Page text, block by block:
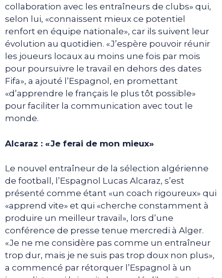
collaboration avec les entraîneurs de clubs» qui,
selon lui, «connaissent mieux ce potentiel
renfort en équipe nationale», car ils suivent leur
évolution au quotidien. «J’espère pouvoir réunir
les joueurs locaux au moins une fois par mois
pour poursuivre le travail en dehors des dates
Fifa», a ajouté l’Espagnol, en promettant
«d’apprendre le français le plus tôt possible»
pour faciliter la communication avec tout le
monde.
Alcaraz : «Je ferai de mon mieux»
Le nouvel entraîneur de la sélection algérienne
de football, l’Espagnol Lucas Alcaraz, s’est
présenté comme étant «un coach rigoureux» qui
«apprend vite» et qui «cherche constamment à
produire un meilleur travail», lors d’une
conférence de presse tenue mercredi à Alger.
«Je ne me considère pas comme un entraîneur
trop dur, mais je ne suis pas trop doux non plus»,
a commencé par rétorquer l’Espagnol à un